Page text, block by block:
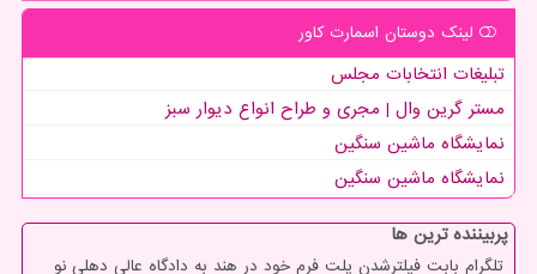
لینک دوستان اسمارت كاور
تبلیغات انتخابات مجلس
مستر گرین وال | مجری و طراح انواع دیوار سبز
نمایشگاه ماشین سنگین
نمایشگاه ماشین سنگین
پربیننده ترین ها
تلگرام بابت فیلترشدن پلت فرم خود در هند به دادگاه عالی دهلی نو